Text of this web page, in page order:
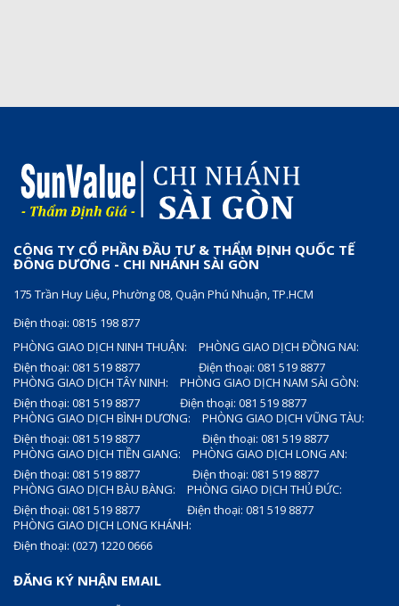
CÔNG TY CỔ PHẦN ĐẦU TƯ & THẨM ĐỊNH QUỐC TẾ
ĐÔNG DƯƠNG - CHI NHÁNH SÀI GÒN
175 Trần Huy Liệu, Phường 08, Quận Phú Nhuận, TP.HCM
Điện thoại: 0815 198 877
PHÒNG GIAO DỊCH NINH THUẬN:
Điện thoại: 081 519 8877
PHÒNG GIAO DỊCH ĐỒNG NAI:
Điện thoại: 081 519 8877
PHÒNG GIAO DỊCH TÂY NINH:
Điện thoại: 081 519 8877
PHÒNG GIAO DỊCH NAM SÀI GÒN:
Điện thoại: 081 519 8877
PHÒNG GIAO DỊCH BÌNH DƯƠNG:
Điện thoại: 081 519 8877
PHÒNG GIAO DỊCH VŨNG TÀU:
Điện thoại: 081 519 8877
PHÒNG GIAO DỊCH TIỀN GIANG:
Điện thoại: 081 519 8877
PHÒNG GIAO DỊCH LONG AN:
Điện thoại: 081 519 8877
PHÒNG GIAO DỊCH BÀU BÀNG:
Điện thoại: 081 519 8877
PHÒNG GIAO DỊCH THỦ ĐỨC:
Điện thoại: 081 519 8877
PHÒNG GIAO DỊCH LONG KHÁNH:
Điện thoại: (027) 1220 0666
ĐĂNG KÝ NHẬN EMAIL